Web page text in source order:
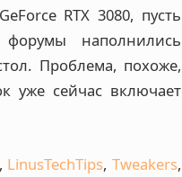
RTX 3080, пусть
наполнились
Проблема, похоже,
уже сейчас включает
LinusTechTips, Tweakers,